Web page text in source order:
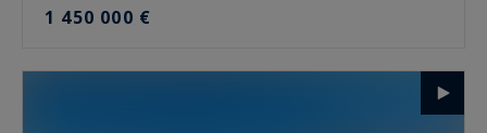
1 450 000 €